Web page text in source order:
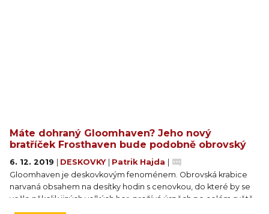
Máte dohraný Gloomhaven? Jeho nový
bratříček Frosthaven bude podobně obrovský
6. 12. 2019 | DESKOVKY | Patrik Hajda |
Gloomhaven je deskovkovým fenoménem. Obrovská krabice
narvaná obsahem na desítky hodin s cenovkou, do které by se
vešlo několik jiných velkých her, prožívá úspěch po celém světě
a díky Albi i u nás v České republice. A kooperativní RPG